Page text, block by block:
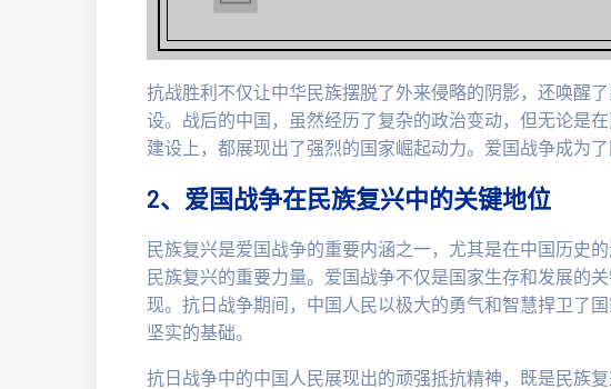
抗战胜利不仅让中华民族摆脱了外来侵略的阴影，还唤醒
设。战后的中国，虽然经历了复杂的政治变动，但无论是
建设上，都展现出了强烈的国家崛起动力。爱国战争成为了
2、爱国战争在民族复兴中的关键地位
民族复兴是爱国战争的重要内涵之一，尤其是在中国历史
民族复兴的重要力量。爱国战争不仅是国家生存和发展的
现。抗日战争期间，中国人民以极大的勇气和智慧捍卫了
坚实的基础。
抗日战争中的中国人民展现出的顽强抵抗精神，既是民族